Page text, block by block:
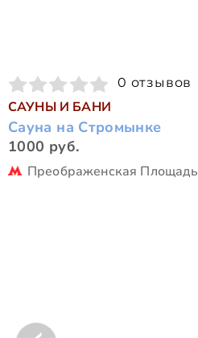
0 отзывов
САУНЫ И БАНИ
Сауна на Стромынке
1000 руб.
Преображенская Площадь